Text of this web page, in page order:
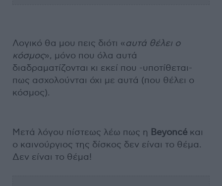
Λογικό θα μου πεις διότι «αυτά θέλει ο
κόσμος», μόνο που όλα αυτά
διαδραματίζονται κι εκεί που -υποτίθεται-
πως ασχολούνται όχι με αυτά (που θέλει ο
κόσμος).
Μετά λόγου πίστεως λέω πως η Beyoncé και
ο καινούργιος της δίσκος δεν είναι το θέμα.
Δεν είναι το θέμα!